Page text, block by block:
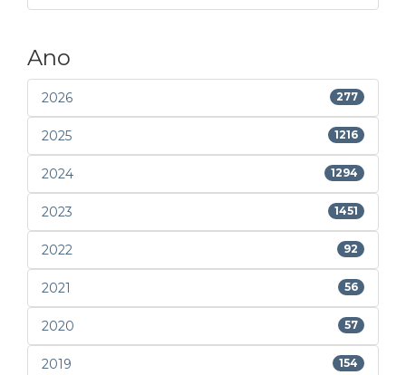
Ano
2026 277
2025 1216
2024 1294
2023 1451
2022 92
2021 56
2020 57
2019 154